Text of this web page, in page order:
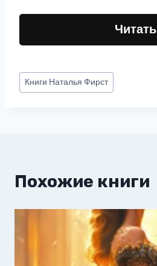
Читать
Метки
записи:
Книги Наталья Фирст
Похожие книги